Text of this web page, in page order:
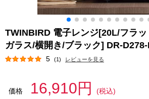
TWINBIRD 電子レンジ[20L/フラ
ガラス/横開き/ブラック] DR-
5 (1) レビューを見る
価格 16,910円
(税込)